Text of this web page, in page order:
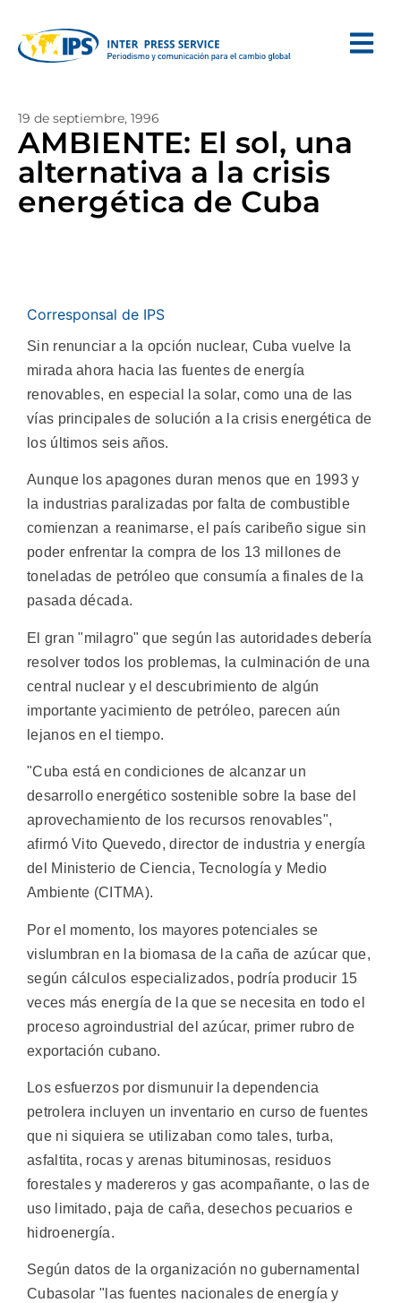
19 de septiembre, 1996
AMBIENTE: El sol, una
alternativa a la crisis
energética de Cuba
Corresponsal de IPS
Sin renunciar a la opción nuclear, Cuba vuelve la
mirada ahora hacia las fuentes de energía
renovables, en especial la solar, como una de las
vías principales de solución a la crisis energética de
los últimos seis años.
Aunque los apagones duran menos que en 1993 y
la industrias paralizadas por falta de combustible
comienzan a reanimarse, el país caribeño sigue sin
poder enfrentar la compra de los 13 millones de
toneladas de petróleo que consumía a finales de la
pasada década.
El gran "milagro" que según las autoridades debería
resolver todos los problemas, la culminación de una
central nuclear y el descubrimiento de algún
importante yacimiento de petróleo, parecen aún
lejanos en el tiempo.
"Cuba está en condiciones de alcanzar un
desarrollo energético sostenible sobre la base del
aprovechamiento de los recursos renovables",
afirmó Vito Quevedo, director de industria y energía
del Ministerio de Ciencia, Tecnología y Medio
Ambiente (CITMA).
Por el momento, los mayores potenciales se
vislumbran en la biomasa de la caña de azúcar que,
según cálculos especializados, podría producir 15
veces más energía de la que se necesita en todo el
proceso agroindustrial del azúcar, primer rubro de
exportación cubano.
Los esfuerzos por dismunuir la dependencia
petrolera incluyen un inventario en curso de fuentes
que ni siquiera se utilizaban como tales, turba,
asfaltita, rocas y arenas bituminosas, residuos
forestales y madereros y gas acompañante, o las de
uso limitado, paja de caña, desechos pecuarios e
hidroenergía.
Según datos de la organización no gubernamental
Cubasolar "las fuentes nacionales de energía y